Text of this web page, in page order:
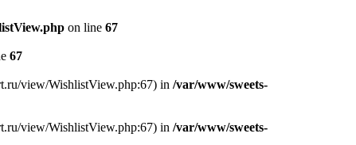
on line 67
67
view/WishlistView.php:67) in /var/www/sweets-
view/WishlistView.php:67) in /var/www/sweets-